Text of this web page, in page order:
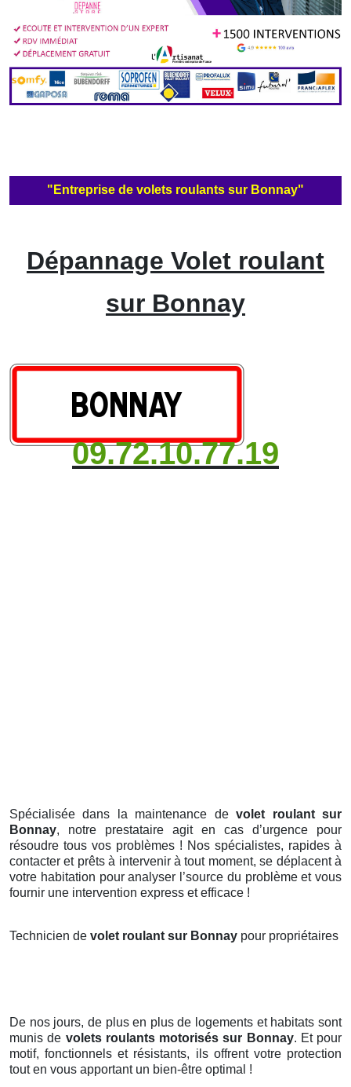
"Entreprise de volets roulants sur Bonnay"
Dépannage Volet roulant
sur Bonnay
09.72.10.77.19
Spécialisée dans la maintenance devolet roulant sur
Bonnay, notre prestataire agit en cas d’urgence pour
résoudre tous vos problèmes ! Nos spécialistes, rapides à
contacter et prêts à intervenir à tout moment, se déplacent à
votre habitation pour analyser l’source du problème et vous
fournir une intervention express et efficace !
Technicien de volet roulant sur Bonnay pour propriétaires
De nos jours, de plus en plus de logements et habitats sont
munis de volets roulants motorisés sur Bonnay. Et pour
motif, fonctionnels et résistants, ils offrent votre protection
tout en vous apportant un bien-être optimal !